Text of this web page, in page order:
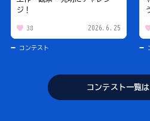
ジ！
38 2026.6.25
コンテスト
コンテスト一覧は